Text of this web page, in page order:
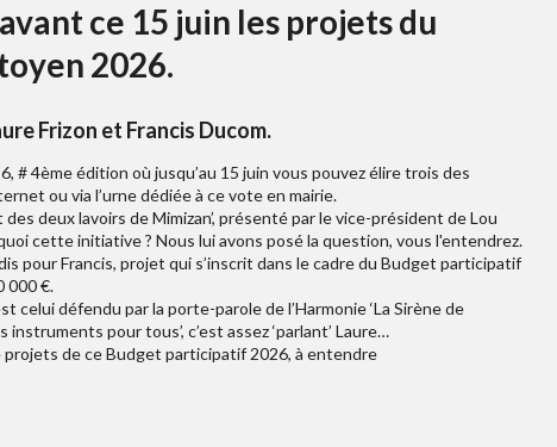
ce 15 juin les projets du
2026.
Frizon et Francis Ducom.
# 4ème édition où jusqu’au 15 juin vous pouvez élire trois des
ou via l’urne dédiée à ce vote en mairie.
deux lavoirs de Mimizan’, présenté par le vice-président de Lou
cette initiative ? Nous lui avons posé la question, vous l'entendrez.
pour Francis, projet qui s’inscrit dans le cadre du Budget participatif
000 €.
celui défendu par la porte-parole de l’Harmonie ‘La Sirène de
instruments pour tous’, c’est assez ‘parlant’ Laure…
de ce Budget participatif 2026, à entendre